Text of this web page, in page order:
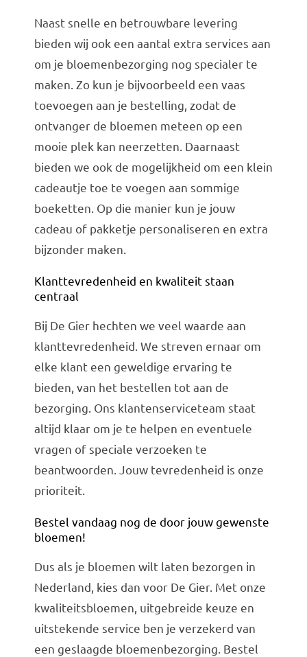
Naast snelle en betrouwbare levering
bieden wij ook een aantal extra services aan
om je bloemenbezorging nog specialer te
maken. Zo kun je bijvoorbeeld een vaas
toevoegen aan je bestelling, zodat de
ontvanger de bloemen meteen op een
mooie plek kan neerzetten. Daarnaast
bieden we ook de mogelijkheid om een klein
cadeautje toe te voegen aan sommige
boeketten. Op die manier kun je jouw
cadeau of pakketje personaliseren en extra
bijzonder maken.
Klanttevredenheid en kwaliteit staan
centraal
Bij De Gier hechten we veel waarde aan
klanttevredenheid. We streven ernaar om
elke klant een geweldige ervaring te
bieden, van het bestellen tot aan de
bezorging. Ons klantenserviceteam staat
altijd klaar om je te helpen en eventuele
vragen of speciale verzoeken te
beantwoorden. Jouw tevredenheid is onze
prioriteit.
Bestel vandaag nog de door jouw gewenste
bloemen!
Dus als je bloemen wilt laten bezorgen in
Nederland, kies dan voor De Gier. Met onze
kwaliteitsbloemen, uitgebreide keuze en
uitstekende service ben je verzekerd van
een geslaagde bloemenbezorging. Bestel